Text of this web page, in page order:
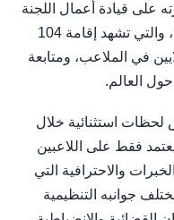
على قيادة أعمال اللجنة
خلال النسخة الأكبر في تاريخ البطولة، والتي تشهد إقامة 104
في الملاعب، ومتابعة
العالم.
لحظات استثنائية خلال
فقط على اللاعبين
والاحترافية التي
جوانبه التنظيمية